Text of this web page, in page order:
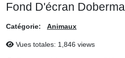
Fond D'écran
Catégorie: Animaux
Vues totales: 1,846 views